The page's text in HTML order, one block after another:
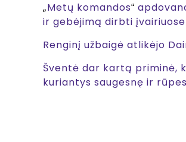
„Metų komandos“
ir gebėjimą dirbti
Renginį užbaigė atlikėjo
Šventė dar kartą priminė,
kuriantys saugesnę ir